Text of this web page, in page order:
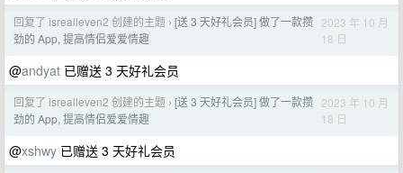
回复了 isrealleven2 创建的主题 › [送 3 天好礼会员] 做了一款攒
劲的 App, 提高情侣爱爱情趣
2023 年 10 月
18 日
@andyat 已赠送 3 天好礼会员
回复了 isrealleven2 创建的主题 › [送 3 天好礼会员] 做了一款攒
劲的 App, 提高情侣爱爱情趣
2023 年 10 月
18 日
@xshwy 已赠送 3 天好礼会员